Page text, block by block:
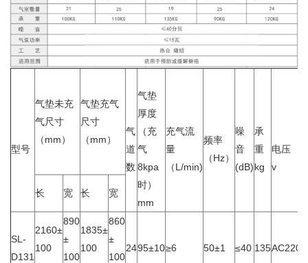
型号
气垫未充
气尺寸
（mm）
气垫充气
尺寸
（mm）
气
道
数
气垫
厚度
（充
气
8kpa
时）
mm
充气流
量
（L/min)
频率
（Hz）
噪
音
(dB)
承
重
kg
电压
v
长 宽 长 宽
SL-
D131
2160±
100
890
±
100
1835±
100
860
±
100
2495±10≥6 50±1 ≤40 135